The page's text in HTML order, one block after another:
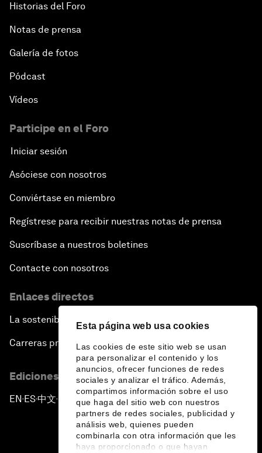
Esta página web usa cookies
Las cookies de este sitio web se usan
para personalizar el contenido y los
anuncios, ofrecer funciones de redes
sociales y analizar el tráfico. Además,
compartimos información sobre el uso
que haga del sitio web con nuestros
partners de redes sociales, publicidad y
análisis web, quienes pueden
combinarla con otra información que les
haya proporcionado o que hayan
Historias del Foro
Notas de prensa
Galería de fotos
Pódcast
Vídeos
Participe en el Foro
Iniciar sesión
Asóciese con nosotros
Conviértase en miembro
Regístrese para recibir nuestras notas de prensa
Suscríbase a nuestros boletines
Contacte con nosotros
Enlaces directos
La sostenibilidad en el Foro
Carreras profesionales
Ediciones en otros idiomas
EN ▪ ES▪中文▪ 日本語